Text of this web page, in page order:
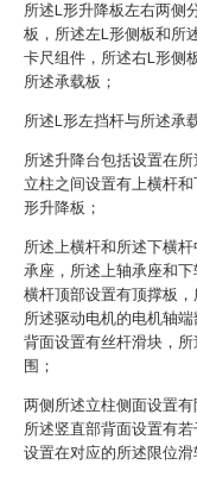
所述L形升降板左右两侧
板，所述左L形侧板和所
卡尺组件，所述右L形侧
所述承载板；
所述L形左挡杆与所述承
所述升降台包括设置在
立柱之间设置有上横杆
形升降板；
所述上横杆和所述下横
承座，所述上轴承座和
横杆顶部设置有顶撑板
所述驱动电机的电机轴
背面设置有丝杆滑块，
围；
两侧所述立柱侧面设置有
所述竖直部背面设置有
设置在对应的所述限位滑